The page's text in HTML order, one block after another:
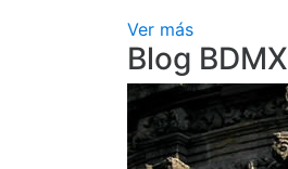
Ver más
Blog BDMX